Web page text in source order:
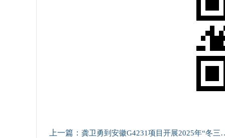
上一篇： 龚卫勇到安徽G4231项目开展2025年“冬三早”督导检查